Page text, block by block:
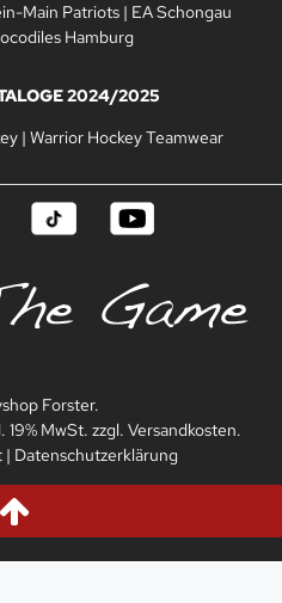
Main Patriots| EA Schongau
Hamburg
2024/2025
| Warrior Hockey Teamwear
Forster.
MwSt. zzgl. Versandkosten.
| Datenschutzerklärung